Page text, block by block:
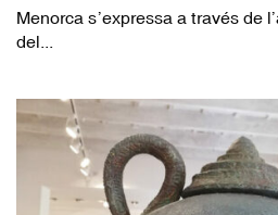
Menorca s’expressa a través de
del...